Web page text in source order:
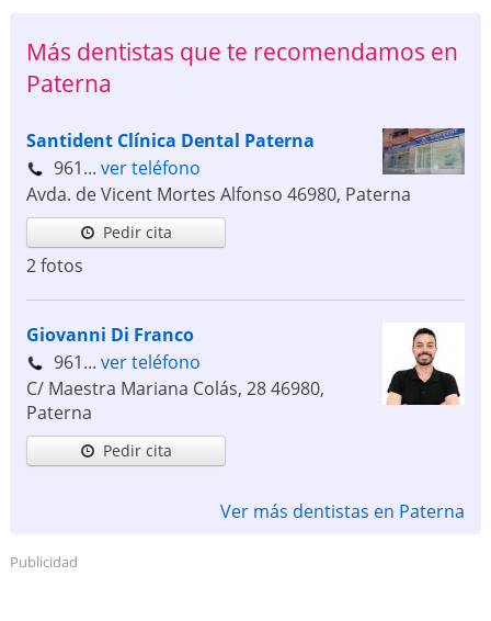
Más dentistas que te recomendamos en
Paterna
Santident Clínica Dental Paterna
961... ver teléfono
Avda. de Vicent Mortes Alfonso 46980, Paterna
Pedir cita
2 fotos
Giovanni Di Franco
961... ver teléfono
C/ Maestra Mariana Colás, 2846980,
Paterna
Pedir cita
Ver más dentistas en Paterna
Publicidad